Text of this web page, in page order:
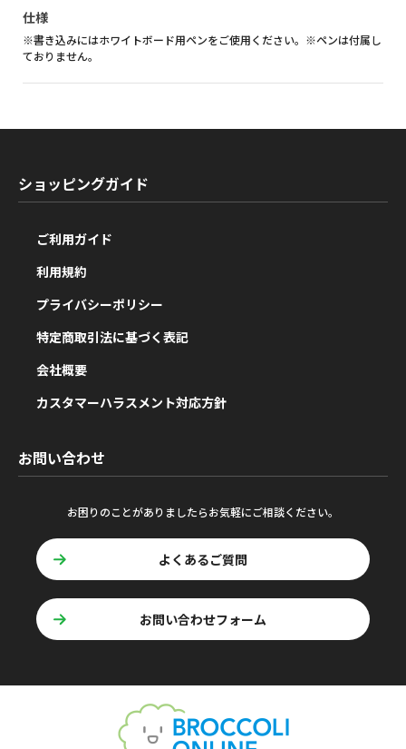
仕様
※書き込みにはホワイトボード用ペンをご使用ください。※ペンは付属し
ておりません。
ショッピングガイド
ご利用ガイド
利用規約
プライバシーポリシー
特定商取引法に基づく表記
会社概要
カスタマーハラスメント対応方針
お問い合わせ
お困りのことがありましたらお気軽にご相談ください。
よくあるご質問
お問い合わせフォーム